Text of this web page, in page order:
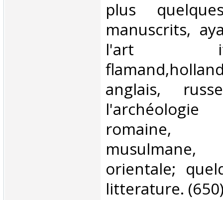
plus
manuscrits,
l'art
anglais,
romaine,
orientale;
litterature.